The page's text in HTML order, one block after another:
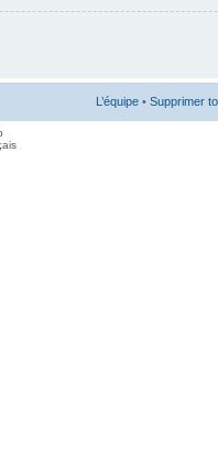
L’équipe • Supprimer